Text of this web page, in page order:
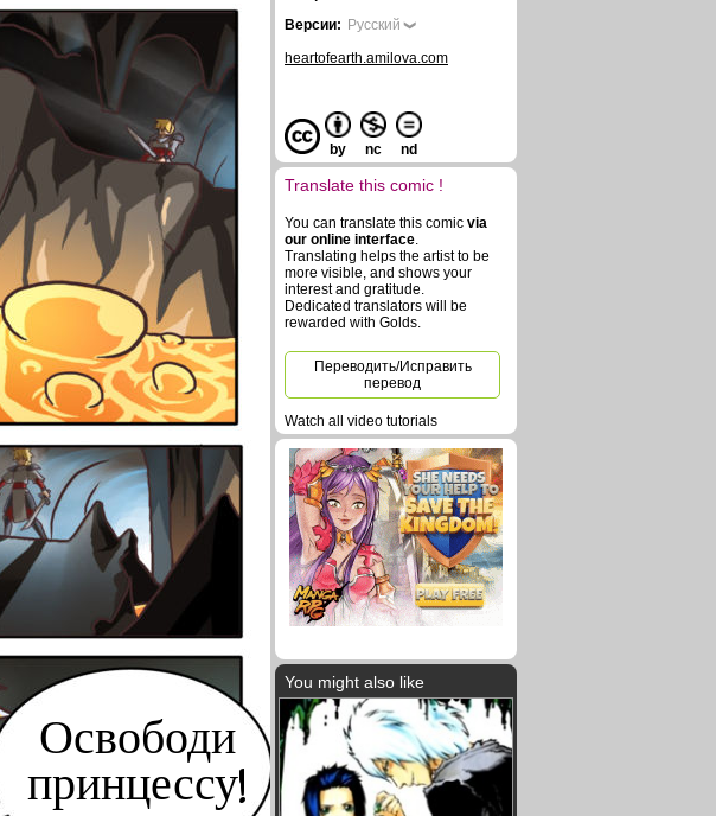
Освободи
принцессу!
Версии: Русский
heartofearth.amilova.com
by nc nd
Translate this comic !
You can translate this comic via
our online interface.
Translating helps the artist to be
more visible, and shows your
interest and gratitude.
Dedicated translators will be
rewarded with Golds.
Переводить/Исправить
перевод
Watch all video tutorials
You might also like